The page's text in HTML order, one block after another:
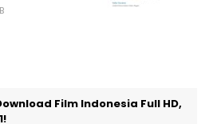
Film Indonesia Full HD,